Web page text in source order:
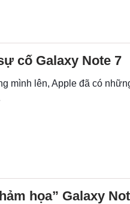
cố Galaxy Note 7
mình lên, Apple đã có
họa” Galaxy